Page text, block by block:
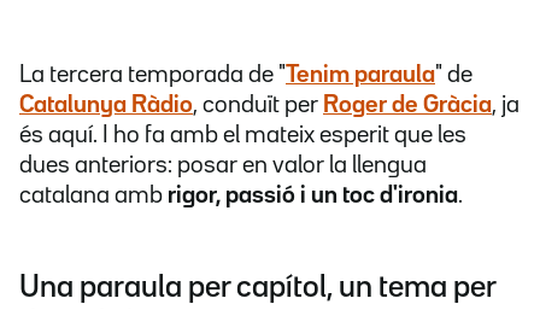
La tercera temporada de "Tenim paraula" de
Catalunya Ràdio, conduït per Roger de Gràcia, ja
és aquí. I ho fa amb el mateix esperit que les
dues anteriors: posar en valor la llengua
catalana amb rigor, passió i un toc d'ironia.
Una paraula per capítol, un tema per